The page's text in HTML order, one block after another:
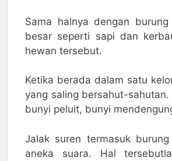
Sama halnya dengan
besar seperti sapi dan
hewan tersebut.
Ketika berada dalam satu
yang saling bersahut-
bunyi peluit, bunyi
Jalak suren termasuk
aneka suara. Hal